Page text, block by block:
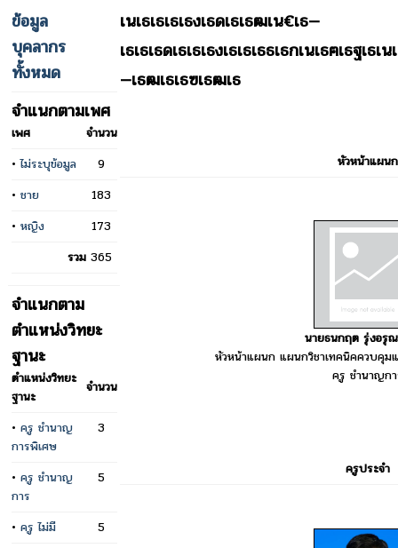
ข้อมูล
บุคลากร
ทั้งหมด
จำแนกตามเพศ
เพศ
จำนวน
•ไม่ระบุข้อมูล
9
• ชาย
183
• หญิง
173
รวม 365
จำแนกตาม
ตำแหน่งวิทยะ
ฐานะ
ตำแหน่งวิทยะ
ฐานะ
จำนวน
• ครู ชำนาญ
การพิเศษ
3
• ครู ชำนาญ
การ
5
• ครู ไม่มี
5
เนเธเธเธเธงเธดเธเธฒเน€เธ—
เธเธเธดเธเธเธงเธเธเธธเธกเนเธฅเธฐเธเ
—เธฒเธเธฃเธฒเธ
หัวหน้าแผนก
นายธนกฤต รุ่งอรุ
หัวหน้าแผนก แผนกวิชาเทคนิคควบคุม
ครู ชำนาญก
ครูประจำ